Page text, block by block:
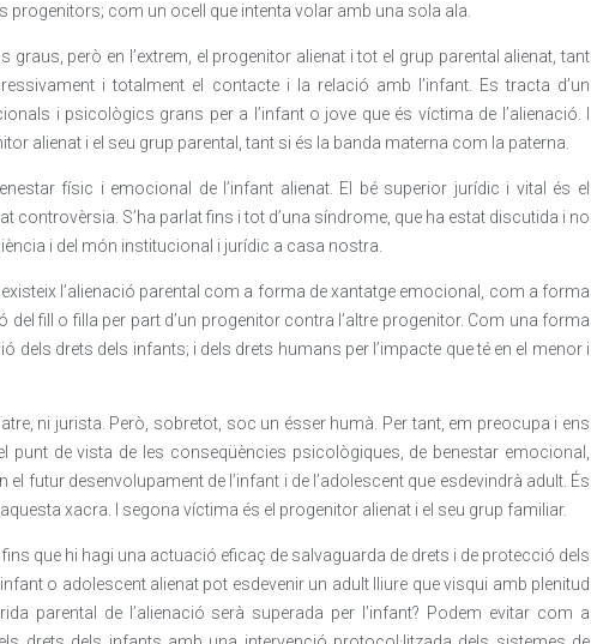
progenitors; com un ocell que intenta volar amb una sola ala.
graus, però en l’extrem, el progenitor alienat i tot el grup parental alienat, tant
i totalment el contacte i la relació amb l’infant. Es tracta d’un
i psicològics grans per a l’infant o jove que és víctima de l’alienació. I
alienat i el seu grup parental, tant si és la banda materna com la paterna.
físic i emocional de l’infant alienat. El bé superior jurídic i vital és el
controvèrsia. S’ha parlat fins i tot d’una síndrome, que ha estat discutida i no
i del món institucional i jurídic a casa nostra.
l’alienació parental com a forma de xantatge emocional, com a forma
fill o filla per part d’un progenitor contra l’altre progenitor. Com una forma
dels drets dels infants; i dels drets humans per l’impacte que té en el menor i
ni jurista. Però, sobretot, soc un ésser humà. Per tant, em preocupa i ens
punt de vista de les conseqüències psicològiques, de benestar emocional,
el futur desenvolupament de l’infant i de l’adolescent que esdevindrà adult. És
xacra. I segona víctima és el progenitor alienat i el seu grup familiar.
que hi hagi una actuació eficaç de salvaguarda de drets i de protecció dels
o adolescent alienat pot esdevenir un adult lliure que visqui amb plenitud
parental de l’alienació serà superada per l’infant? Podem evitar com a